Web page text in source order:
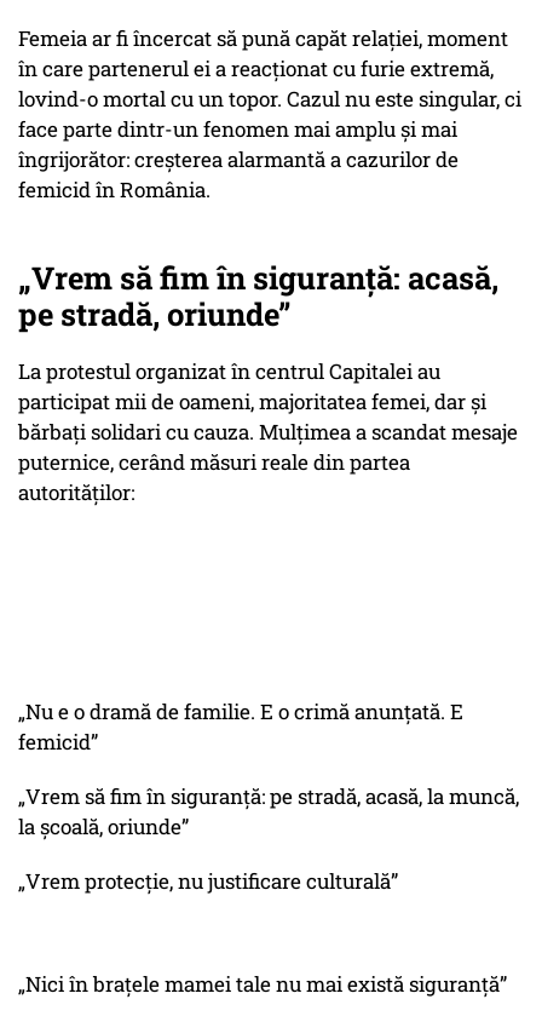
Femeia ar fi încercat să pună capăt relației, moment
în care partenerul ei a reacționat cu furie extremă,
lovind-o mortal cu un topor. Cazul nu este singular, ci
face parte dintr-un fenomen mai amplu și mai
îngrijorător: creșterea alarmantă a cazurilor de
femicid în România.
„Vrem să fim în siguranță: acasă,
pe stradă, oriunde”
La protestul organizat în centrul Capitalei au
participat mii de oameni, majoritatea femei, dar și
bărbați solidari cu cauza. Mulțimea a scandat mesaje
puternice, cerând măsuri reale din partea
autorităților:
„Nu e o dramă de familie. E o crimă anunțată. E
femicid”
„Vrem să fim în siguranță: pe stradă, acasă, la muncă,
la școală, oriunde”
„Vrem protecție, nu justificare culturală”
„Nici în brațele mamei tale nu mai există siguranță”